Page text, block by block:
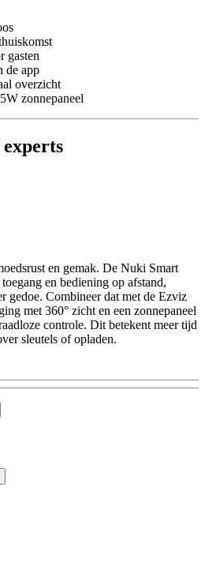
gasten
de app
overzicht
zonnepaneel
en gemak. De Nuki Smart
en bediening op afstand,
gedoe. Combineer dat met de Ezviz
met 360° zicht en een zonnepaneel
controle. Dit betekent meer tijd
sleutels of opladen.